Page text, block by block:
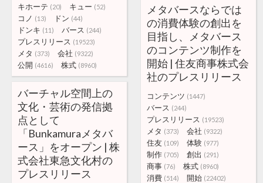
キホーテ (20) キュー (52)
コノ (13) ドン (44)
ドンキ (11) バース (244)
プレスリリース (19523)
メタ (373) 会社 (9322)
公開 (4616) 株式 (8960)
メタバースならでは
の消費体験の創出を
目指し、メタバース
のコンテンツ制作を
開始 | 住友商事株式会
社のプレスリリース
コンテンツ (1447)
バース (244)
プレスリリース (19523)
メタ (373) 会社 (9322)
住友 (109) 体験 (977)
制作 (705) 創出 (291)
商事 (76) 株式 (8960)
消費 (514) 開始 (22402)
バーチャル空間上の
文化・芸術の発信拠
点として
「Bunkamuraメタバ
ース」をオープン | 株
式会社東急文化村の
プレスリリース